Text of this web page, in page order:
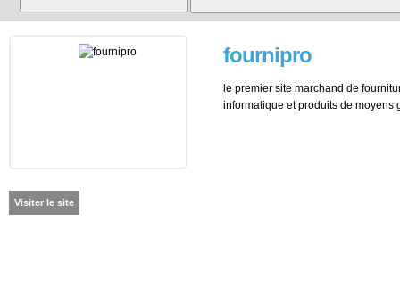
fournipro
le premier site marchand de
informatique et produits de moyens
Visiter le site